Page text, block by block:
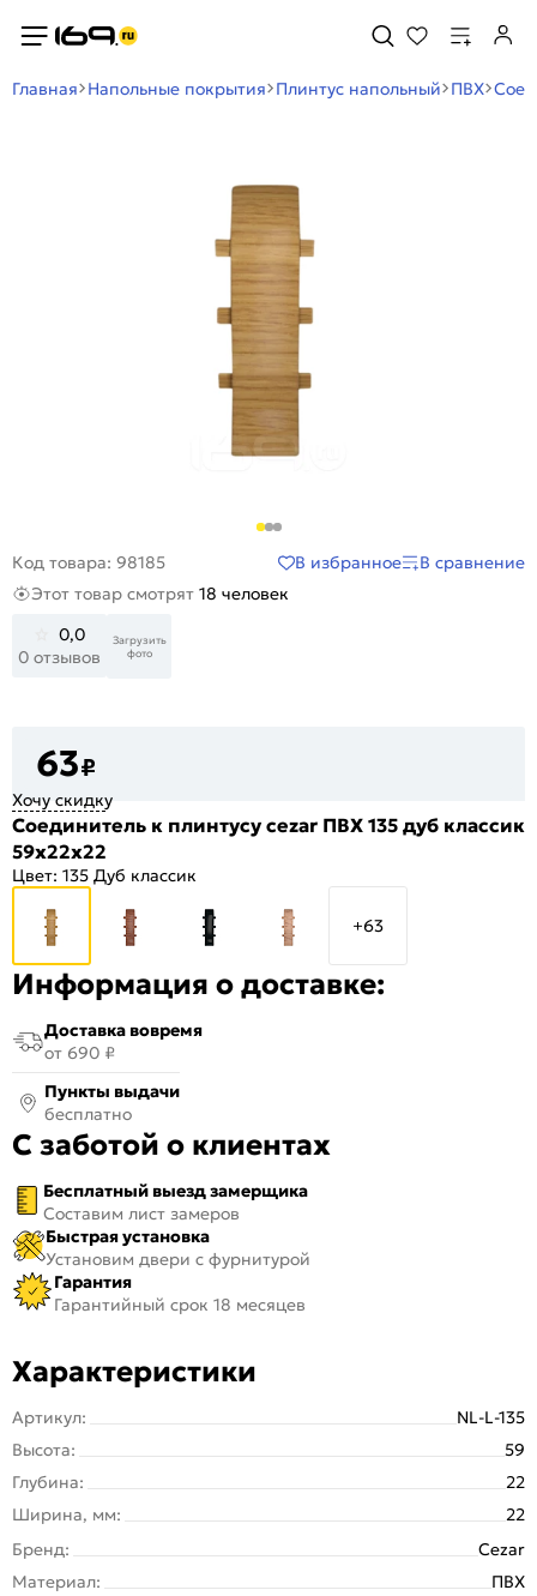
Главная Напольные покрытия Плинтус напольный ПВХ
Код товара: 98185 В избранное
В сравнение
Этот товар смотрят 18 человек
0,0
0 отзывов
Загрузить
фото
63₽
Хочу скидку
Соединитель к плинтусу cezar ПВХ 135 дуб классик
59x22x22
Цвет: 135 Дуб классик
+63
Информация о доставке:
Доставка вовремя
от 690 ₽
Пункты выдачи
бесплатно
С заботой о клиентах
Бесплатный выезд замерщика
Составим лист замеров
Быстрая установка
Установим двери с фурнитурой
Гарантия
Гарантийный срок 18 месяцев
Характеристики
Артикул:
NL-L-135
Высота:
59
Глубина:
22
Ширина, мм:
22
Бренд:
Cezar
Материал:
ПВХ